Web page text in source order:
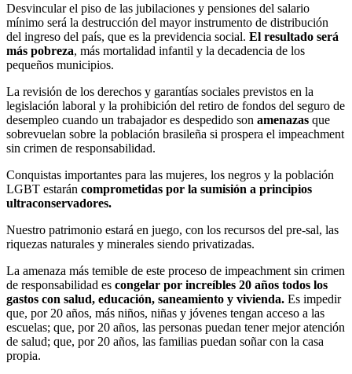
Desvincular el piso de las jubilaciones y pensiones del salario
mínimo será la destrucción del mayor instrumento de distribución
del ingreso del país, que es la previdencia social. El resultado será
más pobreza, más mortalidad infantil y la decadencia de los
pequeños municipios.
La revisión de los derechos y garantías sociales previstos en la
legislación laboral y la prohibición del retiro de fondos del seguro de
desempleo cuando un trabajador es despedido son amenazas que
sobrevuelan sobre la población brasileña si prospera el impeachment
sin crimen de responsabilidad.
Conquistas importantes para las mujeres, los negros y la población
LGBT estarán comprometidas por la sumisión a principios
ultraconservadores.
Nuestro patrimonio estará en juego, con los recursos del pre-sal, las
riquezas naturales y minerales siendo privatizadas.
La amenaza más temible de este proceso de impeachment sin crimen
de responsabilidad es congelar por increíbles 20 años todos los
gastos con salud, educación, saneamiento y vivienda. Es impedir
que, por 20 años, más niños, niñas y jóvenes tengan acceso a las
escuelas; que, por 20 años, las personas puedan tener mejor atención
de salud; que, por 20 años, las familias puedan soñar con la casa
propia.